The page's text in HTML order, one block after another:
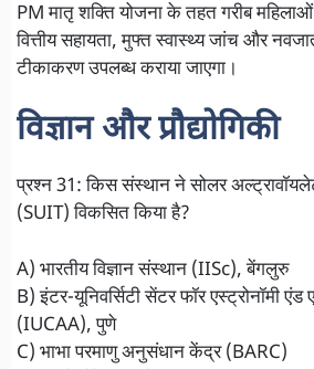
PM मातृ शक्ति योजना के तहत गरीब महिलाओं
वित्तीय सहायता, मुफ्त स्वास्थ्य जांच और
टीकाकरण उपलब्ध कराया जाएगा।
विज्ञान और प्रौद्योगिकी
प्रश्न 31: किस संस्थान ने सोलर
(SUIT) विकसित किया है?
A) भारतीय विज्ञान संस्थान (IISc), बेंगलुरु
B) इंटर-यूनिवर्सिटी सेंटर फॉर एस्ट्रोनॉमी एंड
(IUCAA), पुणे
C) भाभा परमाणु अनुसंधान केंद्र (BARC)